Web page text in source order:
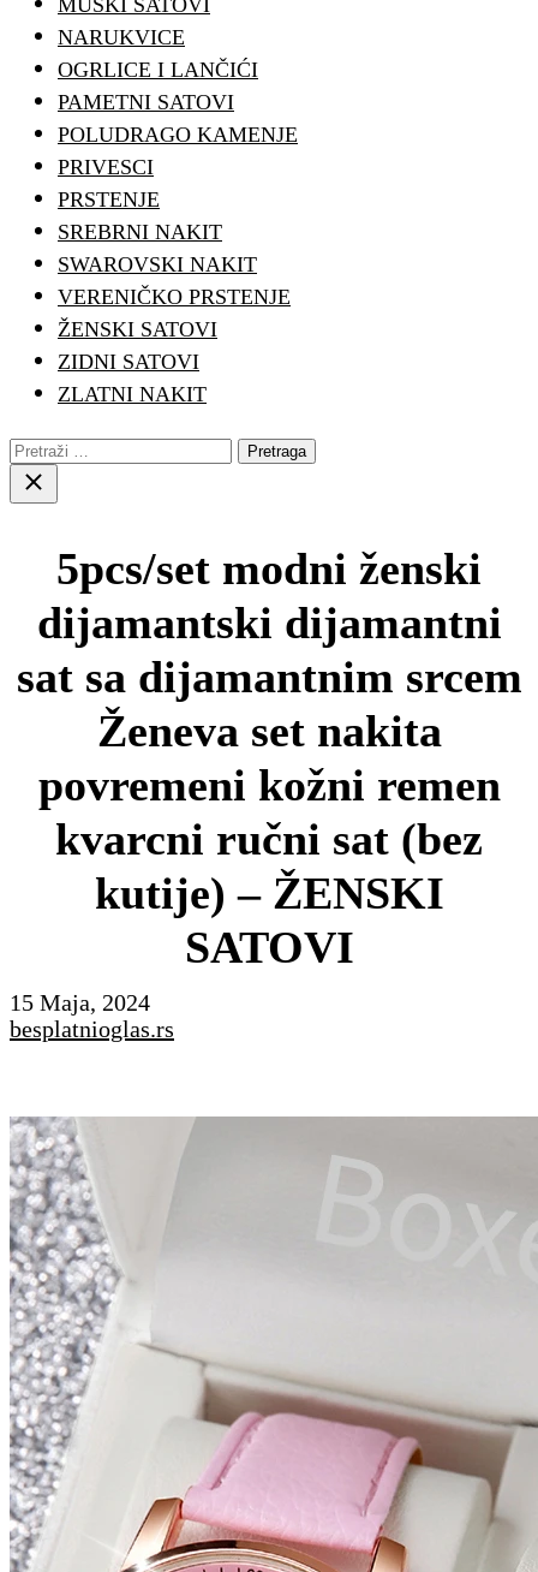
MUŠKI SATOVI
NARUKVICE
OGRLICE I LANČIĆI
PAMETNI SATOVI
POLUDRAGO KAMENJE
PRIVESCI
PRSTENJE
SREBRNI NAKIT
SWAROVSKI NAKIT
VERENIČKO PRSTENJE
ŽENSKI SATOVI
ZIDNI SATOVI
ZLATNI NAKIT
Pretraga:
Close
search
5pcs/set modni ženski
dijamantski dijamantni
sat sa dijamantnim srcem
Ženeva set nakita
povremeni kožni remen
kvarcni ručni sat (bez
kutije) – ŽENSKI
SATOVI
15 Maja, 2024
besplatnioglas.rs